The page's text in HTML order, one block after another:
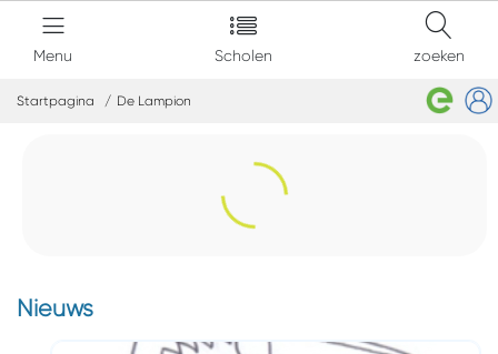
Menu Scholen zoeken
Startpagina De Lampion
Nieuws